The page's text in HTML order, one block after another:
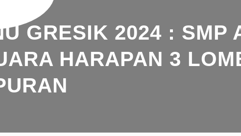
GRESIK 2024 : SMP
HARAPAN 3